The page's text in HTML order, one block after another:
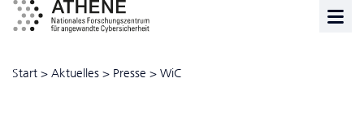
Start > Aktuelles > Presse > WiC